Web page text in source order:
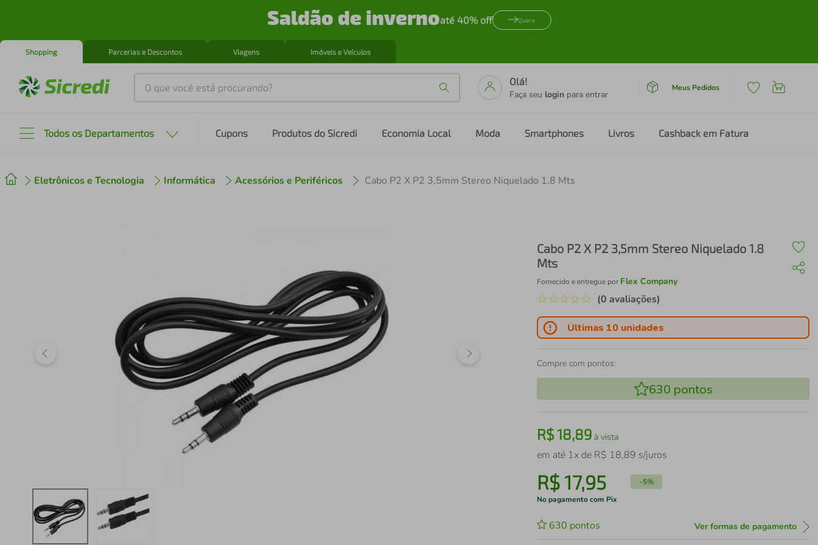
Saldão de invernoaté 40% off Quero
Shopping Parcerias e Descontos Viagens Imóveis e Veículos
O que você está procurando?
Olá!
Faça seu login para entrar
Meus Pedidos
Todos os Departamentos Cupons Produtos do Sicredi Economia Local Moda Smartphones Livros Cashback em Fatura
Eletrônicos e Tecnologia Informática Acessórios e Periféricos Cabo P2 X P2 3,5mm Stereo Niquelado 1.8 Mts
Cabo P2 X P2 3,5mm Stereo Niquelado 1.8
Mts
Fornecido e entregue por Flex Company
☆☆☆☆☆ (0 avaliações)
Últimas 10 unidades
Compre com pontos:
630 pontos
R$18,89 à vista
em até 1x de R$ 18,89 s/juros
R$17,95 -5%
No pagamento com Pix
630 pontos Ver formas de pagamento
2º cafeteira